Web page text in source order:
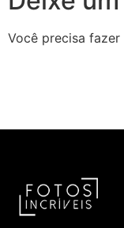
Você precisa fazer